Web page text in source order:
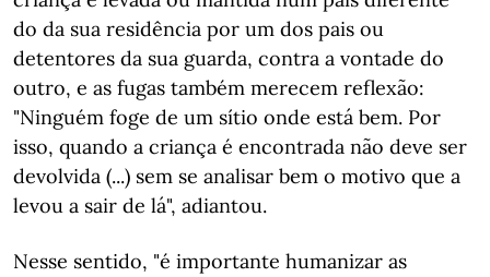
do da sua residência por um dos pais ou
detentores da sua guarda, contra a vontade do
outro, e as fugas também merecem reflexão:
"Ninguém foge de um sítio onde está bem. Por
isso, quando a criança é encontrada não deve ser
devolvida (...) sem se analisar bem o motivo que a
levou a sair de lá", adiantou.
Nesse sentido, "é importante humanizar as